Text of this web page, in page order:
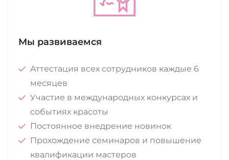
Мы развиваемся
Аттестация всех сотрудников каждые 6
месяцев
Участие в международных конкурсах и
событиях красоты
Постоянное внедрение новинок
Прохождение семинаров и повышение
квалификации мастеров